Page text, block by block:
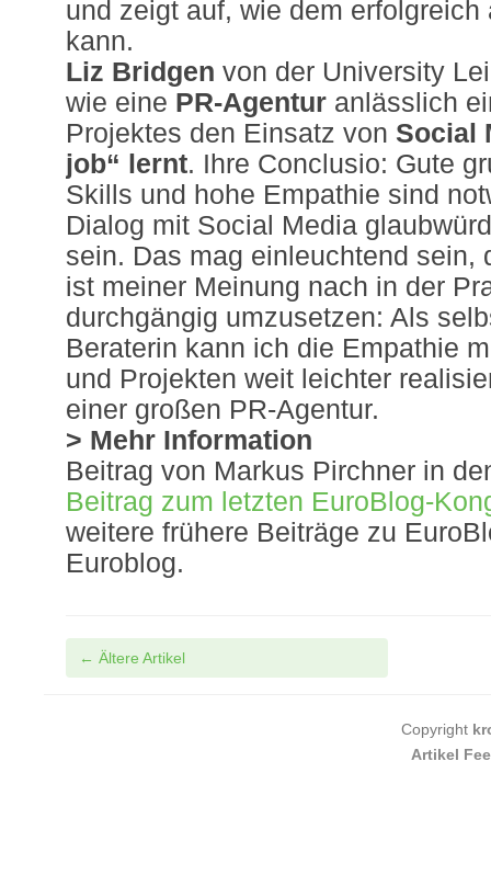
und zeigt auf, wie dem erfolgreich
kann.
Liz Bridgen von der University
wie eine PR-Agentur anlässlich
Projektes den Einsatz von Social
job“ lernt. Ihre Conclusio: Gute
Skills und hohe Empathie sind
Dialog mit Social Media
sein. Das mag einleuchtend sein,
ist meiner Meinung nach in der
durchgängig umzusetzen: Als
Beraterin kann ich die Empathie
und Projekten weit leichter
einer großen PR-Agentur.
> Mehr Information
Beitrag von Markus Pirchner in
Beitrag zum letzten EuroBlog-
weitere frühere Beiträge zu
Euroblog.
Post navigation
← Ältere Artikel
Copyright
Artikel